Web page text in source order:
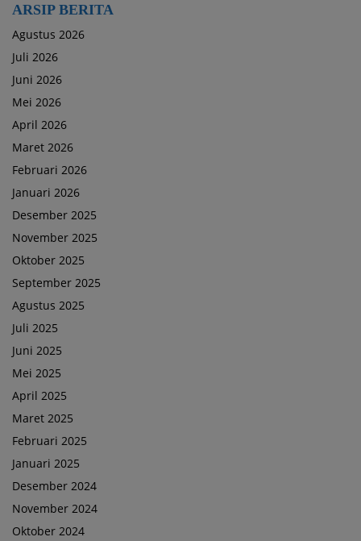
ARSIP BERITA
Agustus 2026
Juli 2026
Juni 2026
Mei 2026
April 2026
Maret 2026
Februari 2026
Januari 2026
Desember 2025
November 2025
Oktober 2025
September 2025
Agustus 2025
Juli 2025
Juni 2025
Mei 2025
April 2025
Maret 2025
Februari 2025
Januari 2025
Desember 2024
November 2024
Oktober 2024